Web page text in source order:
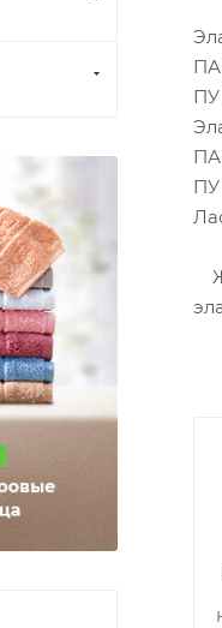
ПА
ПУ
ПА
ПУ